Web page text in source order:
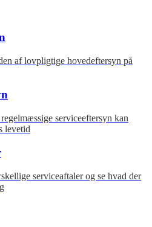
af lovpligtige hovedeftersyn på
serviceeftersyn kan
levetid
serviceaftaler og se hvad der